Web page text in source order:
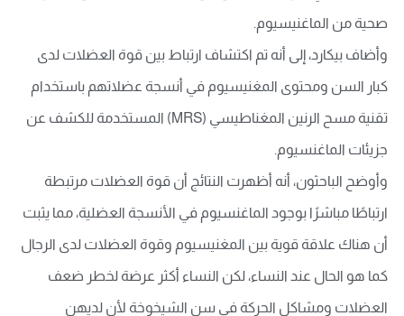
صحية من الماغنيسيوم.
وأضاف بيكارد، إلى أنه تم اكتشاف ارتباط بين قوة العضلات لدى
كبار السن ومحتوى المغنيسيوم في أنسجة عضلاتهم باستخدام
تقنية مسح الرنين المغناطيسي (MRS) المستخدمة للكشف عن
جزيئات الماغنسيوم.
وأوضح الباحثون، أنه أظهرت النتائج أن قوة العضلات مرتبطة
ارتباطًا مباشرًا بوجود الماغنسيوم في الأنسجة العضلية، مما يثبت
أن هناك علاقة قوية بين المغنيسيوم وقوة العضلات لدى الرجال
كما هو الحال عند النساء، لكن النساء أكثر عرضة لخطر ضعف
العضلات ومشاكل الحركة في سن الشيخوخة لأن لديهن